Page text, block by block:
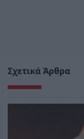
Σχετικά Άρθρα